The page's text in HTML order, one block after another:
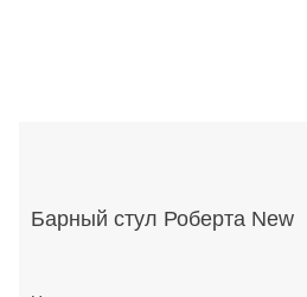
Барный стул Роберта New